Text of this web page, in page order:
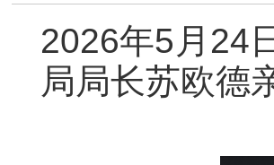
2026年5月24
局局长苏欧德